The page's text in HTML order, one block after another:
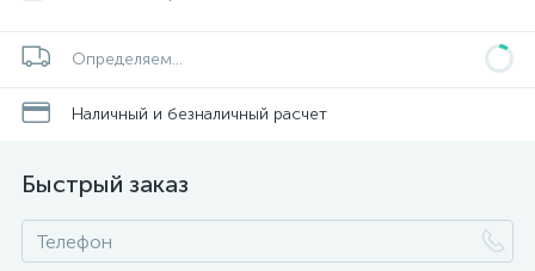
Определяем...
Наличный и безналичный расчет
Быстрый заказ